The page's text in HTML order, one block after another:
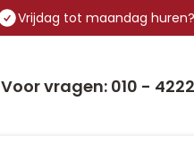
Vrijdag tot maandag
Voor vragen: 010 -